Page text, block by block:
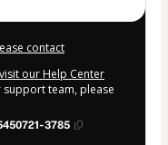
contact
our Help Center
team, please
3785